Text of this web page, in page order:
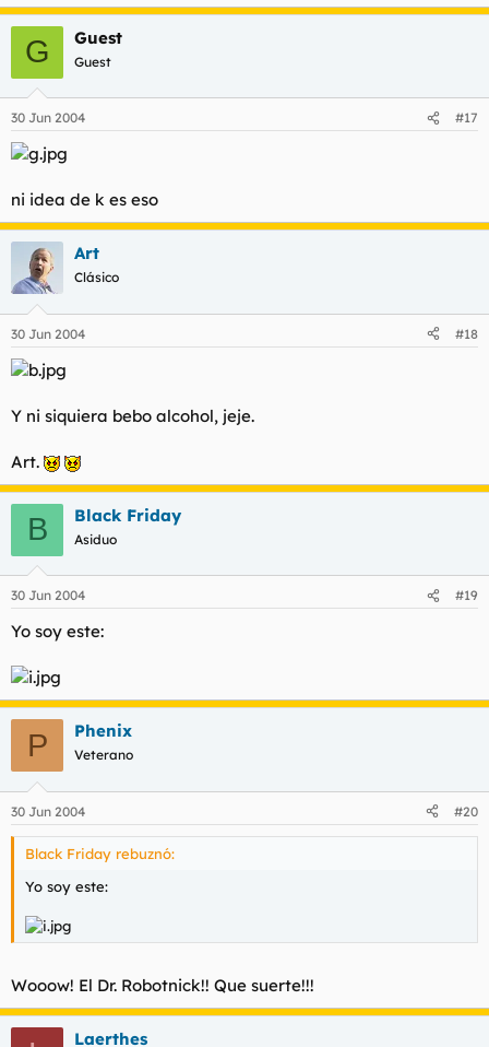
G Guest
Guest
30 Jun 2004 #17
ni idea de k es eso
Art
Clásico
30 Jun 2004 #18
Y ni siquiera bebo alcohol, jeje.
Art.
B Black Friday
Asiduo
30 Jun 2004 #19
Yo soy este:
P Phenix
Veterano
30 Jun 2004 #20
Black Friday rebuznó:
Yo soy este:
Wooow! El Dr. Robotnick!! Que suerte!!!
Laerthes